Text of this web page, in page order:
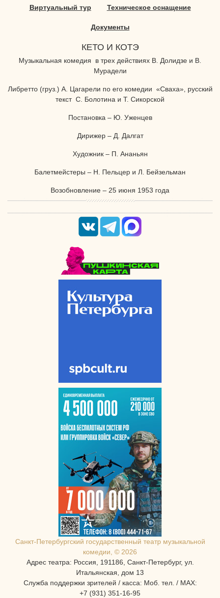
Виртуальный тур Техническое оснащение
Документы
КЕТО И КОТЭ
Музыкальная комедия в трех действиях В. Долидзе и В.
Мурадели
Либретто (груз.) А. Цагарели по его комедии «Сваха», русский
текст С. Болотина и Т. Сикорской
Постановка – Ю. Уженцев
Дирижер – Д. Далгат
Художник – П. Ананьян
Балетмейстеры – Н. Пельцер и Л. Бейзельман
Возобновление – 25 июня 1953 года
Санкт-Петербургcкий государственный театр музыкальной
комедии, © 2026
Адрес театра: Россия, 191186, Санкт-Петербург, ул.
Итальянская, дом 13
Служба поддержки зрителей / касса: Моб. тел. / MAX:
+7 (931) 351-16-95